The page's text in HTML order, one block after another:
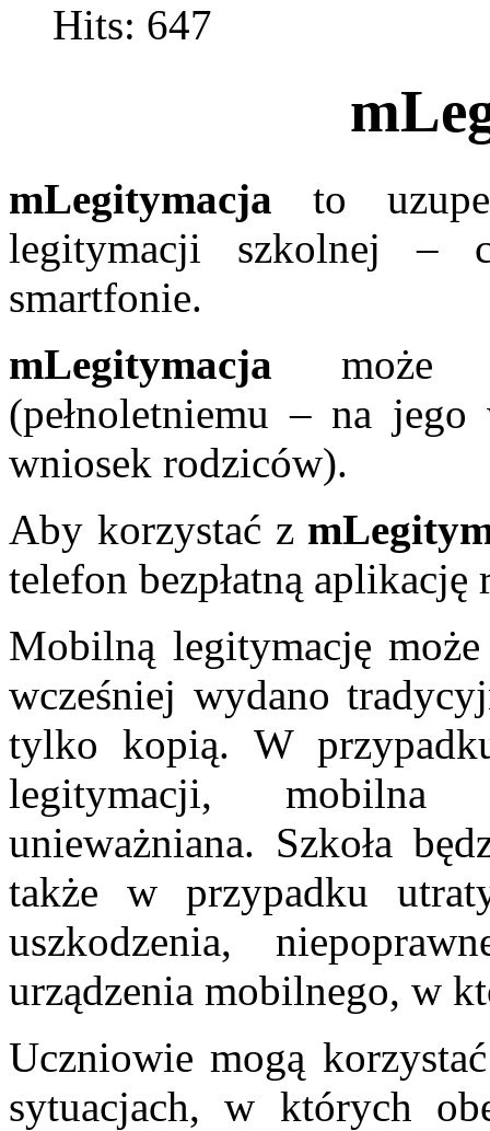
Hits: 647
mLegitymacja to
legitymacji szkolnej –
smartfonie.
mLegitymacja może
(pełnoletniemu – na jego
wniosek rodziców).
Aby korzystać z
telefon bezpłatną
Mobilną legitymację
wcześniej wydano
tylko kopią. W
legitymacji, mobilna
unieważniana. Szkoła
także w przypadku
uszkodzenia,
urządzenia mobilnego, w
Uczniowie mogą
sytuacjach, w których